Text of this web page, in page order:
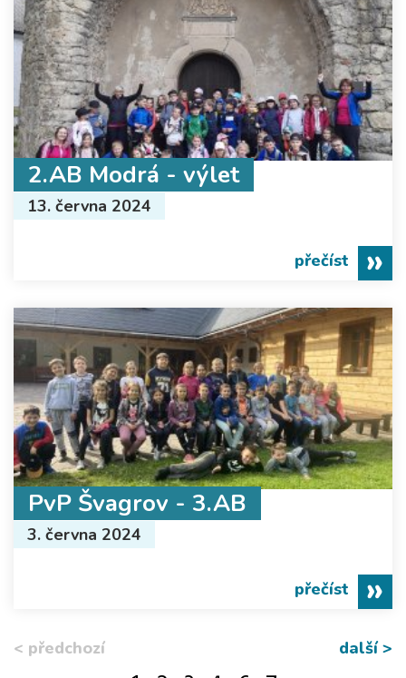
2.AB Modrá - výlet
13. června 2024
přečíst
PvP Švagrov - 3.AB
3. června 2024
přečíst
< předchozí další >